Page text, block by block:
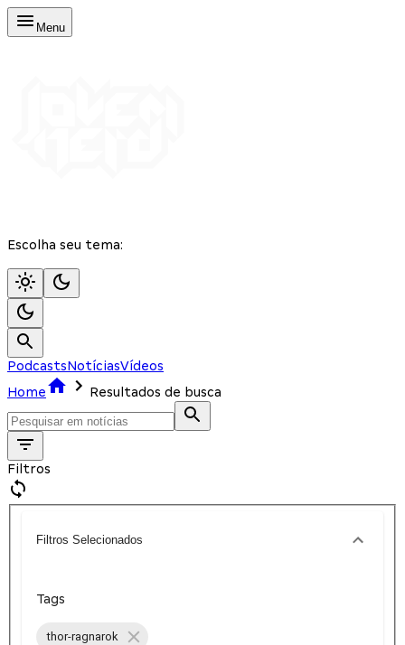
Menu
Escolha seu tema:
PodcastsNotíciasVídeos
Home
Resultados de busca
Filtros
Filtros Selecionados
Tags
thor-ragnarok